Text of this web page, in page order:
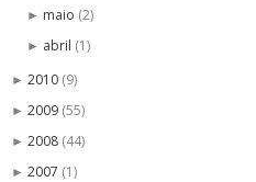
► maio (2)
► abril (1)
► 2010 (9)
► 2009 (55)
► 2008 (44)
► 2007 (1)